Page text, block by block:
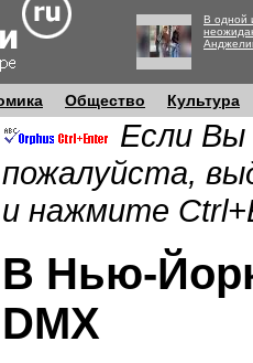
В одной
Общество Культура
Если Вы
пожалуйста,
и нажмите
В Нью-
DMX